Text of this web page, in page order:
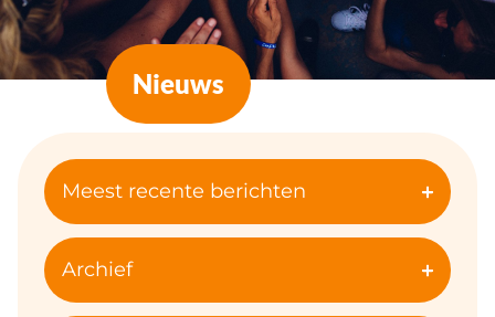
Nieuws
Meest recente berichten
Archief